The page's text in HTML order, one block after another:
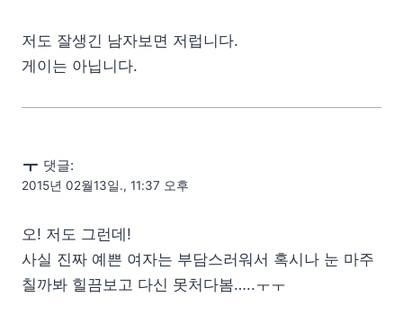
저도 잘생긴 남자보면 저럽니다.
게이는 아닙니다.
ㅜ 댓글:
2015년 02월13일., 11:37 오후
오! 저도 그런데!
사실 진짜 예쁜 여자는 부담스러워서 혹시나 눈 마주
칠까봐 힐끔보고 다신 못처다봄…..ㅜㅜ